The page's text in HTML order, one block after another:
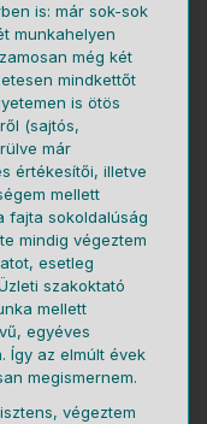
is: már sok-sok
munkahelyen
még két
mindkettőt
is ötös
(sajtós,
már
értékesítői, illetve
mellett
fajta sokoldalúság
mindig végeztem
esetleg
szakoktató
mellett
egyéves
Így az elmúlt évek
megismernem.
végeztem